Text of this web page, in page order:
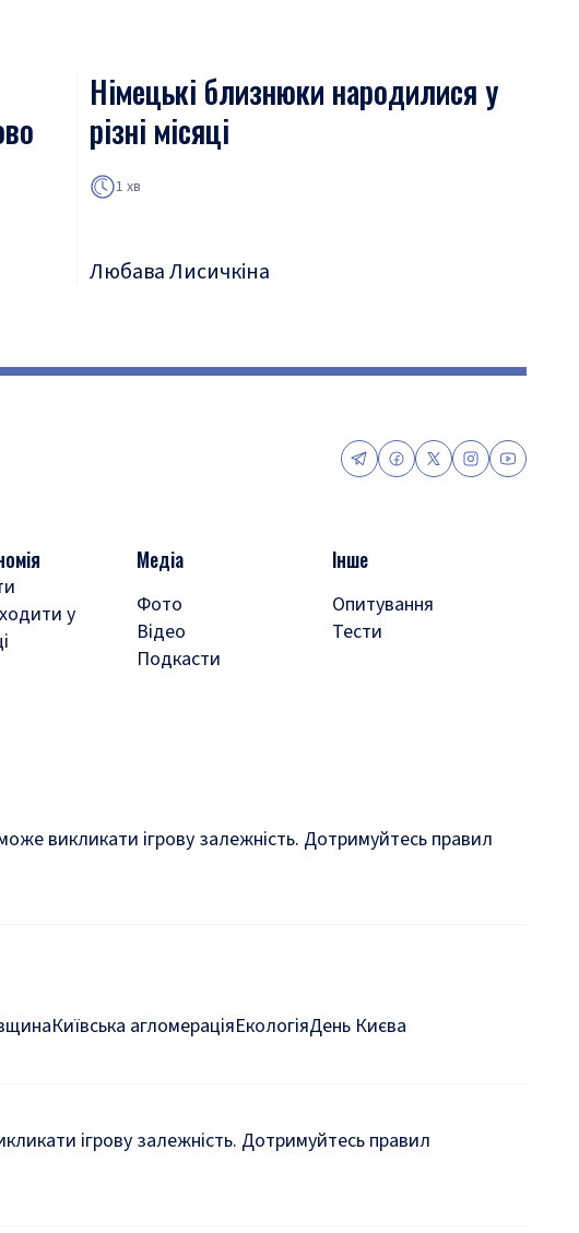
Німецькі близнюки народилися у
різні місяці
1 хв
Любава Лисичкіна
у
Медіа
Фото
Відео
Подкасти
Інше
Опитування
Тести
викликати ігрову залежність. Дотримуйтесь правил
Київська агломераціяЕкологіяДень Києва
ігрову залежність. Дотримуйтесь правил